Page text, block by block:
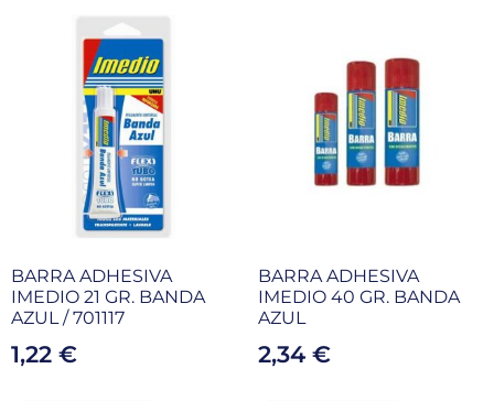
BARRA ADHESIVA
IMEDIO 21 GR. BANDA
AZUL / 701117
1,22 €
BARRA ADHESIVA
IMEDIO 40 GR. BANDA
AZUL
2,34 €